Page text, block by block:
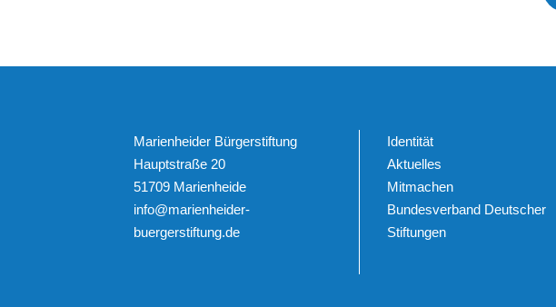
Marienheider Bürgerstiftung
Hauptstraße 20
51709 Marienheide
info@marienheider-
buergerstiftung.de
Identität
Aktuelles
Mitmachen
Bundesverband Deutscher
Stiftungen